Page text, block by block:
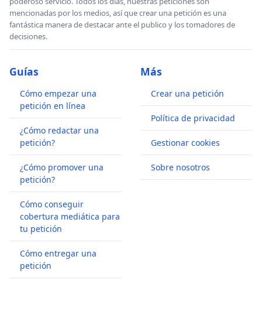
mencionadas por los medios, así que crear una petición es una
fantástica manera de destacar ante el publico y los tomadores de
decisiones.
Guías
Cómo empezar una
petición en línea
¿Cómo redactar una
petición?
¿Cómo promover una
petición?
Cómo conseguir
cobertura mediática para
tu petición
Cómo entregar una
petición
Más
Crear una petición
Política de privacidad
Gestionar cookies
Sobre nosotros